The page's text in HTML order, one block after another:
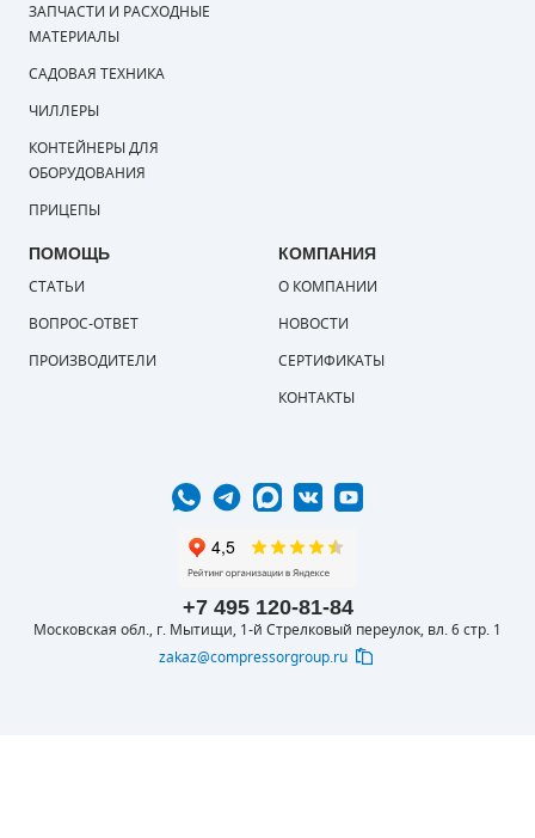
+7 495 120-81-84
Московская обл., г. Мытищи, 1-й Стрелковый переулок, вл. 6 стр. 1
zakaz@compressorgroup.ru
ЗАПЧАСТИ И РАСХОДНЫЕ
МАТЕРИАЛЫ
САДОВАЯ ТЕХНИКА
ЧИЛЛЕРЫ
КОНТЕЙНЕРЫ ДЛЯ
ОБОРУДОВАНИЯ
ПРИЦЕПЫ
ПОМОЩЬ
СТАТЬИ
ВОПРОС-ОТВЕТ
ПРОИЗВОДИТЕЛИ
КОМПАНИЯ
О КОМПАНИИ
НОВОСТИ
СЕРТИФИКАТЫ
КОНТАКТЫ
ДИЗЕЛЬНЫЕ ДВИГАТЕЛИ
ДЕТАЛИ ДВС
ФИЛЬТРЫ ТОПЛИВНЫЕ
РАДИАТОРЫ
ПОДШИПНИКИ
ПОРШНЕВЫЕ БЛОКИ
ДЕТАЛИ ПОРШНЕВЫХ КОМПРЕССОРОВ
ДЕТАЛИ НАСОСНОЙ ЧАСТИ
ДЕТАЛИ ПОГРУЖНЫХ НАСОСОВ
ШЛАНГИ ДЛЯ МОТОПОМП
ДЛЯ ВАКУУМНЫХ НАСОСОВ